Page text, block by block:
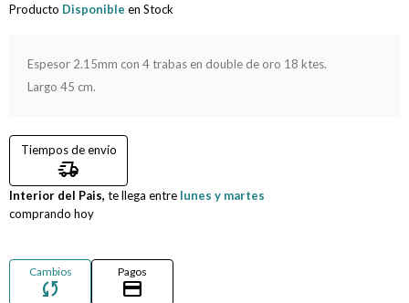
Producto Disponible en Stock
Espesor 2.15mm con 4 trabas en double de oro 18 ktes.
Largo 45 cm.
Tiempos de envío
delivery_truck_speed
Interior del Pais, te llega entre lunes y martes
comprando hoy
Cambios
sync
Pagos
credit_card
San Valentín
Día del niño